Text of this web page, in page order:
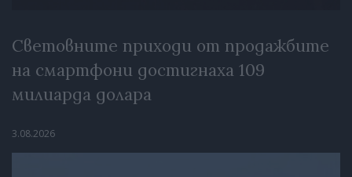
Световните приходи от продажбите
на смартфони достигнаха 109
милиарда долара
3.08.2026